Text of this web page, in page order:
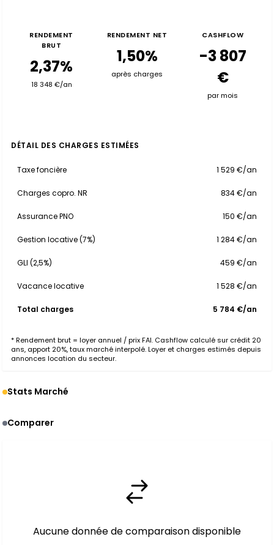
RENDEMENT
BRUT
2,37%
18 348 €/an
RENDEMENT NET
1,50%
après charges
CASHFLOW
-3 807
€
par mois
DÉTAIL DES CHARGES ESTIMÉES
Taxe foncière 1 529 €/an
Charges copro. NR 834 €/an
Assurance PNO 150 €/an
Gestion locative (7%) 1 284 €/an
GLI (2,5%) 459 €/an
Vacance locative 1 528 €/an
Total charges 5 784 €/an
* Rendement brut = loyer annuel / prix FAI. Cashflow calculé sur crédit 20
ans, apport 20%, taux marché interpolé. Loyer et charges estimés depuis
annonces location du secteur.
Stats Marché
Comparer
Aucune donnée de comparaison disponible